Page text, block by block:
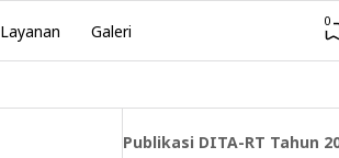
Layanan Galeri 0
Publikasi DITA-RT Tahun